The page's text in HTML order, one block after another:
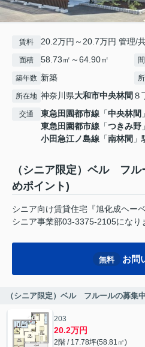
賃料 20.2万円～20.7万円 管理/
面積 58.73㎡～64.90㎡
築年数 新築
所在地 神奈川県大和市中央林間 ８
交通 東急田園都市線 「中央林間
東急田園都市線 「つきみ野
小田急江ノ島線 「南林間
（シニア限定）ベル フ
めポイント)
シニア向け賃貸住宅『旭化成ヘー
シニア事業部03-3375-2105になり
無料 お問
（シニア限定）ベル フルールの募集
203
20.2万円
2階 / 17.78坪(58.81㎡)